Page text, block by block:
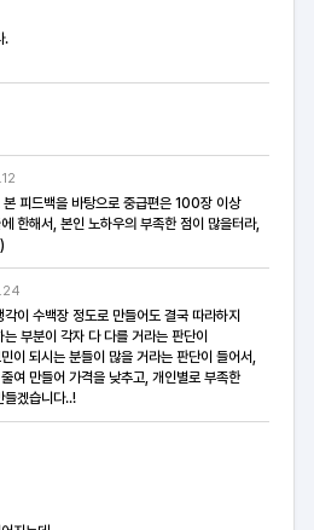
.
피드백을 바탕으로 중급편은 100장 이상
한해서, 본인 노하우의 부족한 점이 많을터라,
이 수백장 정도로 만들어도 결국 따라하지
부분이 각자 다 다를 거라는 판단이
이 되시는 분들이 많을 거라는 판단이 들어서,
여 만들어 가격을 낮추고, 개인별로 부족한
들겠습니다..!